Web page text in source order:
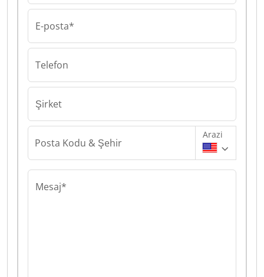
E-posta*
Telefon
Şirket
Posta Kodu & Şehir
Arazi
Mesaj*